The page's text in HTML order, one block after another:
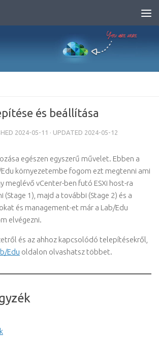
és beállítása
2024-05-11 · UPDATED 2024-05-12
egészen egyszerű művelet. Ebben a
környezetembe fogom ezt megtenni ami
meglévő vCenter-ben futó ESXi host-ra
1), majd a további (Stage 2) és a
és management-et már a Lab/Edu
elvégezni.
és az ahhoz kapcsolódó telepítésekről,
Edu oldalon olvashatsz többet.